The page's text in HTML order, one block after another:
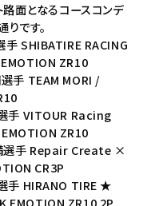
面となるコースコンデ
です。
SHIBATIRE RACING
ZR10
手 TEAM MORI /
手 VITOUR Racing
ZR10
選手 Repair Create ×
CR3P
手 HIRANO TIRE ★
EMOTION ZR10 2P